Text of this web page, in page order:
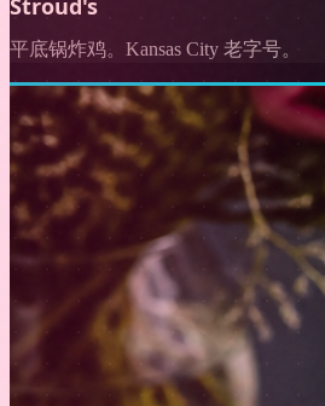
Stroud's
平底锅炸鸡。Kansas City 老字号。